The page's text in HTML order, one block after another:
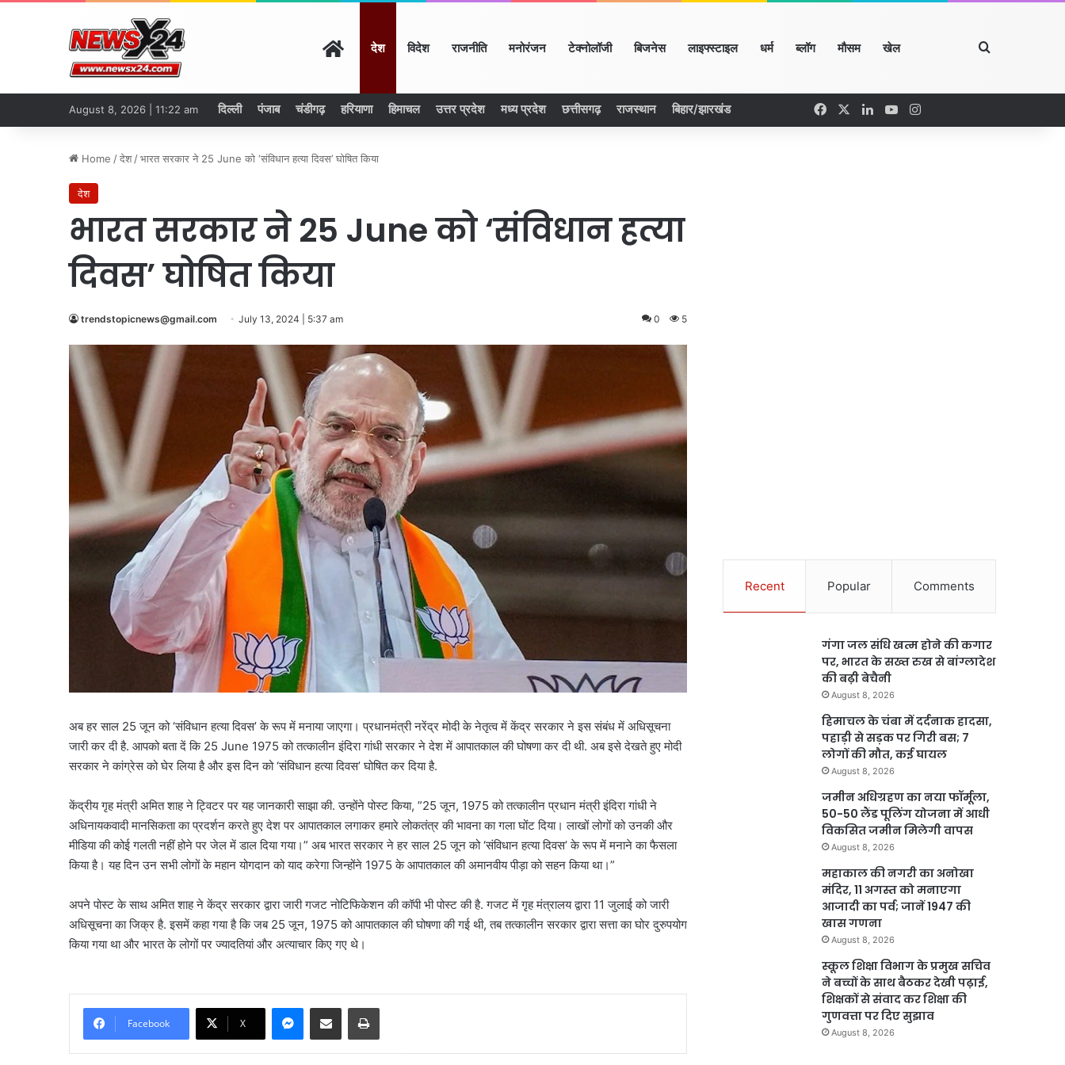
Homeदेश विदेश राजनीति मनोरंजन टेक्नोलॉजी बिजनेस लाइफ्स्टाइल धर्म ब्लॉग मौसम खेल Search for
August 8, 2026 | 11:22 am दिल्ली पंजाब चंडीगढ़ हरियाणा हिमाचल उत्तर प्रदेश मध्य प्रदेश छत्तीसगढ़ राजस्थान बिहार/झारखंड FacebookLinkedIn
YouTubeInstagram
Home /देश /भारत सरकार ने 25 June को ‘संविधान हत्या दिवस’ घोषित किया
देश
भारत सरकार ने 25 June को ‘संविधान हत्या
दिवस’ घोषित किया
trendstopicnews@gmail.com July 13, 2024 | 5:37 am 0 5
अब हर साल 25 जून को ‘संविधान हत्या दिवस’ के रूप में मनाया जाएगा। प्रधानमंत्री नरेंद्र मोदी के नेतृत्व में केंद्र सरकार ने इस संबंध में अधिसूचना
जारी कर दी है. आपको बता दें कि 25 June 1975 को तत्कालीन इंदिरा गांधी सरकार ने देश में आपातकाल की घोषणा कर दी थी. अब इसे देखते हुए मोदी
सरकार ने कांग्रेस को घेर लिया है और इस दिन को ‘संविधान हत्या दिवस’ घोषित कर दिया है.
केंद्रीय गृह मंत्री अमित शाह ने ट्विटर पर यह जानकारी साझा की. उन्होंने पोस्ट किया, ”25 जून, 1975 को तत्कालीन प्रधान मंत्री इंदिरा गांधी ने
अधिनायकवादी मानसिकता का प्रदर्शन करते हुए देश पर आपातकाल लगाकर हमारे लोकतंत्र की भावना का गला घोंट दिया। लाखों लोगों को उनकी और
मीडिया की कोई गलती नहीं होने पर जेल में डाल दिया गया।” अब भारत सरकार ने हर साल 25 जून को ‘संविधान हत्या दिवस’ के रूप में मनाने का फैसला
किया है। यह दिन उन सभी लोगों के महान योगदान को याद करेगा जिन्होंने 1975 के आपातकाल की अमानवीय पीड़ा को सहन किया था।”
अपने पोस्ट के साथ अमित शाह ने केंद्र सरकार द्वारा जारी गजट नोटिफिकेशन की कॉपी भी पोस्ट की है. गजट में गृह मंत्रालय द्वारा 11 जुलाई को जारी
अधिसूचना का जिक्र है. इसमें कहा गया है कि जब 25 जून, 1975 को आपातकाल की घोषणा की गई थी, तब तत्कालीन सरकार द्वारा सत्ता का घोर दुरुपयोग
किया गया था और भारत के लोगों पर ज्यादतियां और अत्याचार किए गए थे।
Facebook X
Messenger
Share via Email Print
Recent Popular Comments
गंगा जल संधि खत्म होने की कगार
पर, भारत के सख्त रुख से बांग्लादेश
की बढ़ी बेचैनी
August 8, 2026
हिमाचल के चंबा में दर्दनाक हादसा,
पहाड़ी से सड़क पर गिरी बस; 7
लोगों की मौत, कई घायल
August 8, 2026
जमीन अधिग्रहण का नया फॉर्मूला,
50-50 लैंड पूलिंग योजना में आधी
विकसित जमीन मिलेगी वापस
August 8, 2026
महाकाल की नगरी का अनोखा
मंदिर, 11 अगस्त को मनाएगा
आजादी का पर्व; जानें 1947 की
खास गणना
August 8, 2026
स्कूल शिक्षा विभाग के प्रमुख सचिव
ने बच्चों के साथ बैठकर देखी पढ़ाई,
शिक्षकों से संवाद कर शिक्षा की
गुणवत्ता पर दिए सुझाव
August 8, 2026